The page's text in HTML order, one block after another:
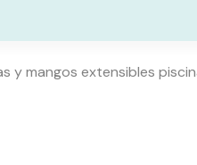
y mangos extensibles